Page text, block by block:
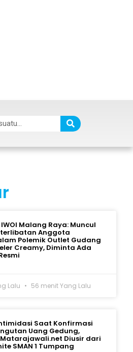
Malang Raya: Muncul
Anggota
Polemik Outlet Gudang
Creamy, Diminta Ada
Lalu 56 menit Yang Lalu
Saat Konfirmasi
Uang Gedung,
Diusir dari
SMAN 1 Tumpang